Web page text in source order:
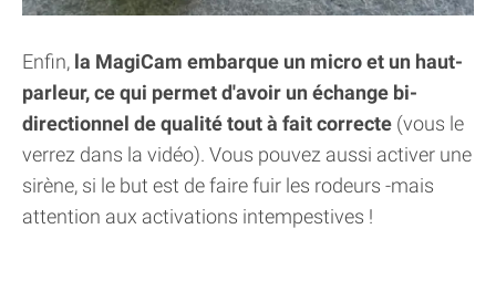
Enfin, la MagiCam embarque un micro et un haut-
parleur, ce qui permet d'avoir un échange bi-
directionnel de qualité tout à fait correcte (vous le
verrez dans la vidéo). Vous pouvez aussi activer une
sirène, si le but est de faire fuir les rodeurs -mais
attention aux activations intempestives !